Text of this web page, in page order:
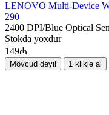
LENOVO Multi-Device
290
2400 DPI/Blue Optical
Stokda yoxdur
149₼
Mövcud deyil 1 kliklə al